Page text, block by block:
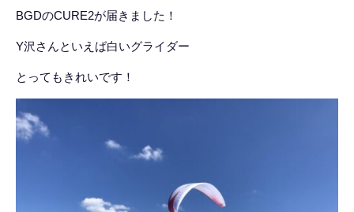
BGDのCURE2が届きました！
Y沢さんといえば白いグライダー
とってもきれいです！